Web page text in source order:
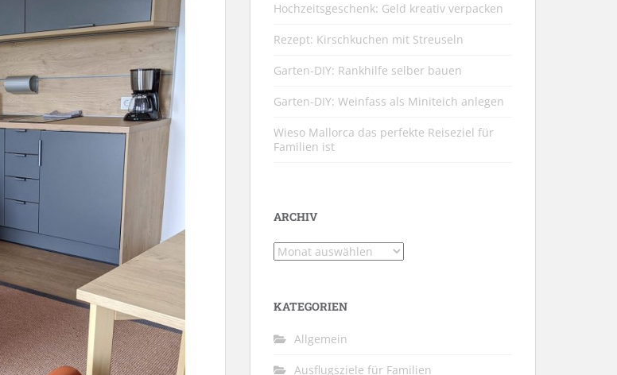
Hochzeitsgeschenk: Geld kreativ verpacken
Rezept: Kirschkuchen mit Streuseln
Garten-DIY: Rankhilfe selber bauen
Garten-DIY: Weinfass als Miniteich anlegen
Wieso Mallorca das perfekte Reiseziel für
Familien ist
ARCHIV
Archiv
KATEGORIEN
Allgemein
Ausflugsziele für Familien